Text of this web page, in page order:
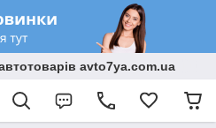
avto7ya.com.ua